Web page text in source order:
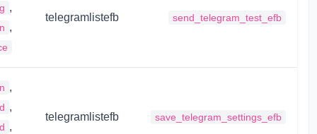
send_telegram_test_efb
telegramlistefb
,
,
save_telegram_settings_efb
telegramlistefb
,
,
,